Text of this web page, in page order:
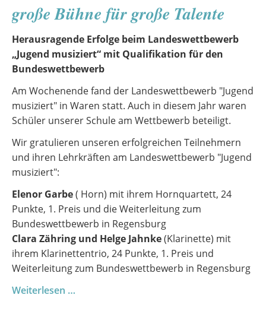
große Bühne für große Talente
Herausragende Erfolge beim Landeswettbewerb
„Jugend musiziert“ mit Qualifikation für den
Bundeswettbewerb
Am Wochenende fand der Landeswettbewerb "Jugend
musiziert" in Waren statt. Auch in diesem Jahr waren
Schüler unserer Schule am Wettbewerb beteiligt.
Wir gratulieren unseren erfolgreichen Teilnehmern
und ihren Lehrkräften am Landeswettbewerb "Jugend
musiziert":
Elenor Garbe( Horn) mit ihrem Hornquartett, 24
Punkte, 1. Preis und die Weiterleitung zum
Bundeswettbewerb in Regensburg
Clara Zähring und Helge Jahnke(Klarinette) mit
ihrem Klarinettentrio, 24 Punkte, 1. Preis und
Weiterleitung zum Bundeswettbewerb in Regensburg
Weiterlesen …